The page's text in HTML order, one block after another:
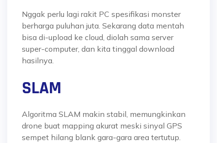
Nggak perlu lagi rakit PC spesifikasi monster
berharga puluhan juta. Sekarang data mentah
bisa di-upload ke cloud, diolah sama server
super-computer, dan kita tinggal download
hasilnya.
SLAM
Algoritma SLAM makin stabil, memungkinkan
drone buat mapping akurat meski sinyal GPS
sempet hilang blank gara-gara area tertutup.